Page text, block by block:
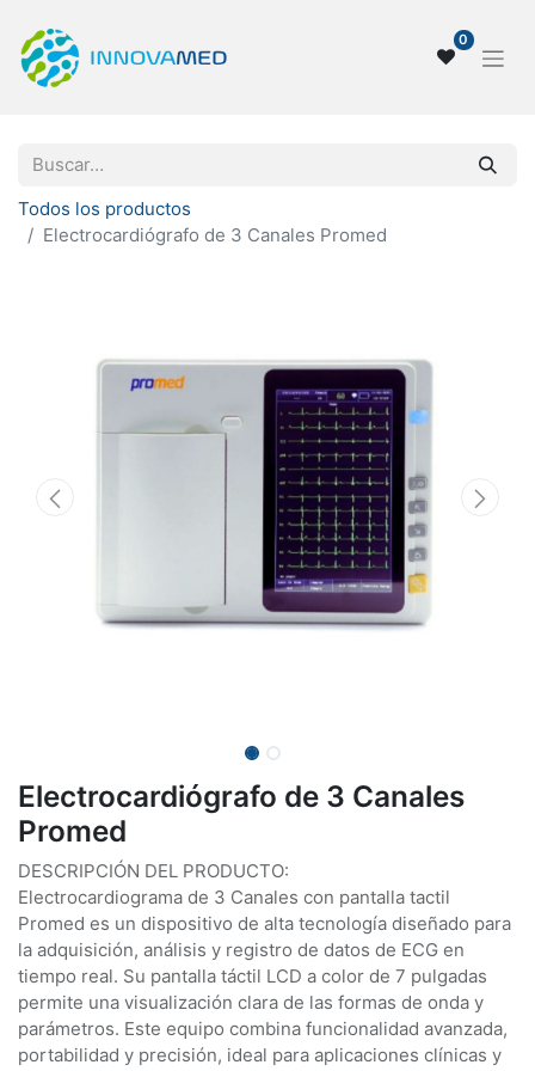
0
Todos los productos
Electrocardiógrafo de 3 Canales Promed
Electrocardiógrafo de 3 Canales
Promed
DESCRIPCIÓN DEL PRODUCTO:
Electrocardiograma de 3 Canales con pantalla tactil
Promed es un dispositivo de alta tecnología diseñado para
la adquisición, análisis y registro de datos de ECG en
tiempo real. Su pantalla táctil LCD a color de 7 pulgadas
permite una visualización clara de las formas de onda y
parámetros. Este equipo combina funcionalidad avanzada,
portabilidad y precisión, ideal para aplicaciones clínicas y